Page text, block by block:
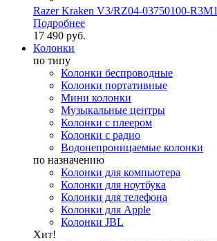
Razer Kraken V3/RZ04-03750100-R3M1
Подробнее
17 490 руб.
Колонки
по типу
Колонки беспроводные
Колонки портативные
Мини колонки
Музыкальные центры
Колонки с плеером
Колонки с радио
Водонепроницаемые колонки
по назначению
Колонки для компьютера
Колонки для ноутбука
Колонки для телефона
Колонки для Apple
Колонки JBL
Хит!